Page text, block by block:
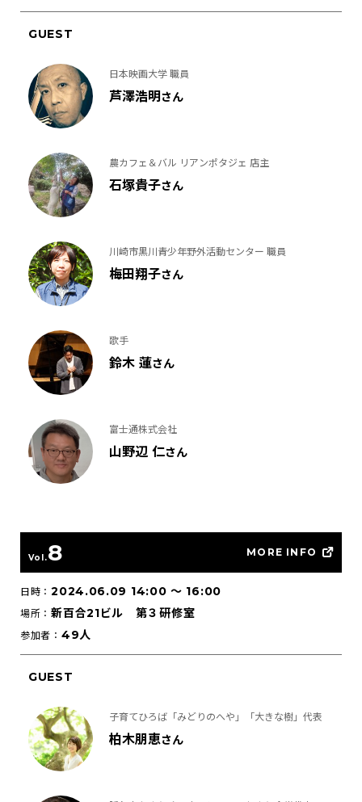
GUEST
日本映画大学 職員
芦澤浩明さん
農カフェ＆バル リアンポタジェ 店主
石塚貴子さん
川崎市黒川青少年野外活動センター 職員
梅田翔子さん
歌手
鈴木 蓮さん
富士通株式会社
山野辺 仁さん
Vol.8 MORE INFO
日時：2024.06.09 14:00〜 16:00
場所：新百合21ビル 第３研修室
参加者： 49人
GUEST
子育てひろば「みどりのへや」「大きな樹」代表
柏木朋恵さん